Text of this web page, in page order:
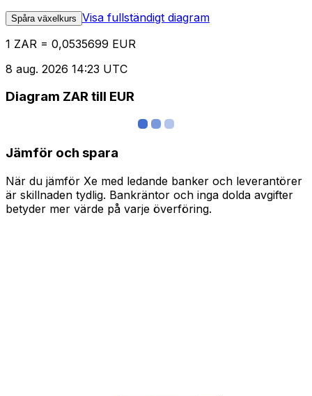
Spåra växelkurs Visa fullständigt diagram
1 ZAR = 0,0535699 EUR
8 aug. 2026 14:23 UTC
Diagram ZAR till EUR
Jämför och spara
När du jämför Xe med ledande banker och leverantörer
är skillnaden tydlig. Bankräntor och inga dolda avgifter
betyder mer värde på varje överföring.